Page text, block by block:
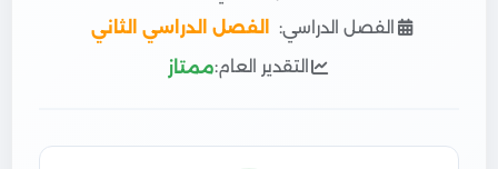
الفصل الدراسي:
الفصل الدراسي الثاني
التقدير العام:ممتاز